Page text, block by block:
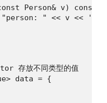
Person& v) const {
" << v <<
存放不同类型的值
data = {